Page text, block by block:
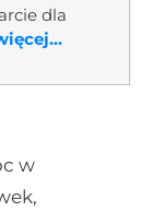
dla
w